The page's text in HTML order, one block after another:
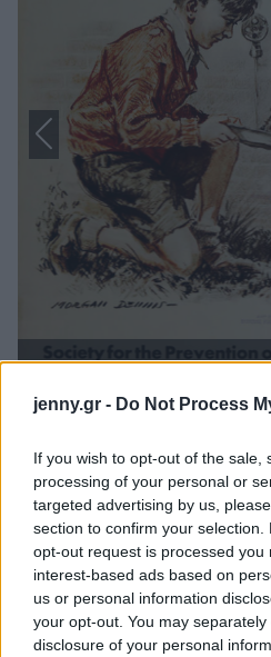
jenny.gr - Do Not Process
If you wish to opt-out of the sale,
processing of your personal or
targeted advertising by us,
section to confirm your
opt-out request is processed you
interest-based ads based on
us or personal information
your opt-out. You may
disclosure of your personal
American Humane
Dennis
Kαθαρίζεις τα